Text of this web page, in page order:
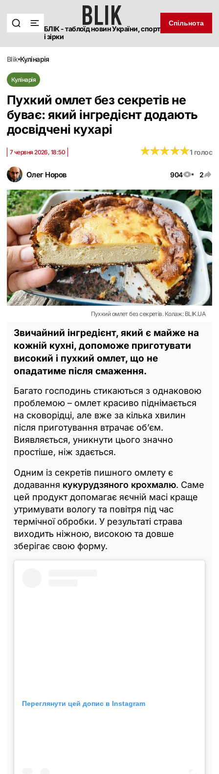
БЛІК - таблоїд новин України, спорт
і зірки
Спільнота
blik кулінарія
Кулінарія
Пухкий омлет без секретів не
буває: який інгредієнт додають
досвідчені кухарі
Олег Норов 904 2
7 червня 2026, 18:50 ★★★★★
★★★★★1 голос
Пухкий омлет без секретів. Колаж: BLIK.UA
Звичайний інгредієнт, який є майже на
кожній кухні, допоможе приготувати
високий і пухкий омлет, що не
опадатиме після смаження.
Багато господинь стикаються з однаковою
проблемою – омлет красиво піднімається
на сковорідці, але вже за кілька хвилин
після приготування втрачає об’єм.
Виявляється, уникнути цього значно
простіше, ніж здається.
Одним із секретів пишного омлету є
додавання кукурудзяного крохмалю. Саме
цей продукт допомагає яєчній масі краще
утримувати вологу та повітря під час
термічної обробки. У результаті страва
виходить ніжною, високою та довше
зберігає свою форму.
Переглянути цей допис в Instagram